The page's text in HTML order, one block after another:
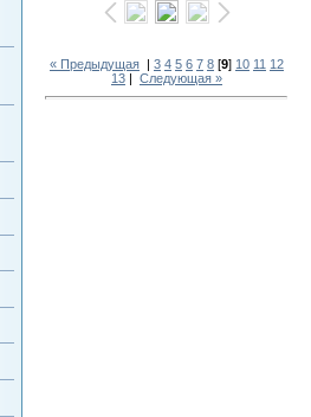
« Предыдущая| 3 4 5 6 7 8[9] 10 11 12
13| Следующая »